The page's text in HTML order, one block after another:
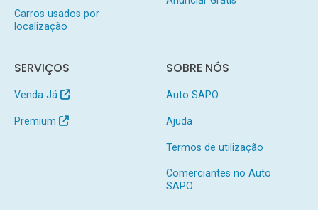
Carros usados por
localização
SERVIÇOS
Venda Já
Premium
SOBRE NÓS
Auto SAPO
Ajuda
Termos de utilização
Comerciantes no Auto
SAPO